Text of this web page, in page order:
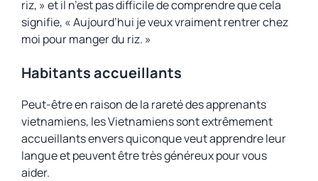
riz, » et il n’est pas difficile de comprendre que cela
signifie, « Aujourd’hui je veux vraiment rentrer chez
moi pour manger du riz. »
Habitants accueillants
Peut-être en raison de la rareté des apprenants
vietnamiens, les Vietnamiens sont extrêmement
accueillants envers quiconque veut apprendre leur
langue et peuvent être très généreux pour vous
aider.